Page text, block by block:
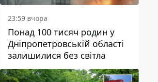
23:59 вчора
Понад 100 тисяч родин у
Дніпропетровській області
залишилися без світла